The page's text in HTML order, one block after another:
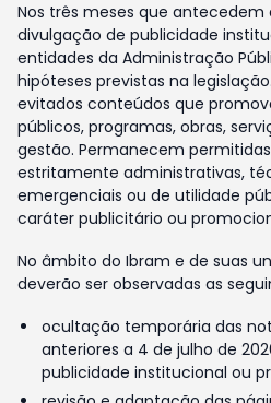
Nos três meses que antecedem
divulgação de publicidade
entidades da Administração
hipóteses previstas na
evitados conteúdos que
públicos, programas, obras,
gestão. Permanecem
estritamente administrativas,
emergenciais ou de utilidade
caráter publicitário ou
No âmbito do Ibram e de suas
deverão ser observadas as
ocultação temporária das
anteriores a 4 de julho de
publicidade institucional ou